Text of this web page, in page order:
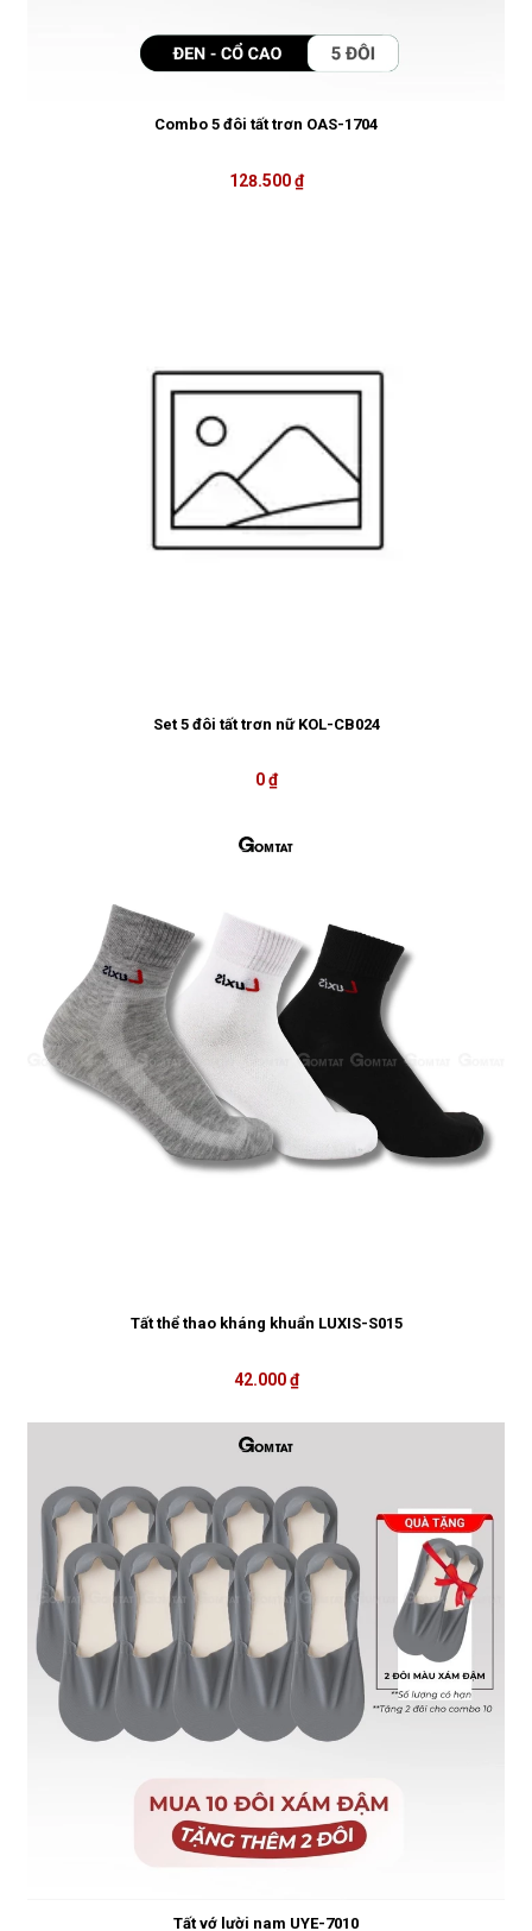
Combo 5 đôi tất trơn OAS-1704
128.500 ₫
Set 5 đôi tất trơn nữ KOL-CB024
0 ₫
Tất thể thao kháng khuẩn LUXIS-S015
42.000 ₫
Tất vớ lười nam UYE-7010